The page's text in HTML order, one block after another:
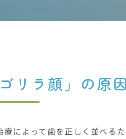
リラ顔」の原
療によって歯を正しく並べる